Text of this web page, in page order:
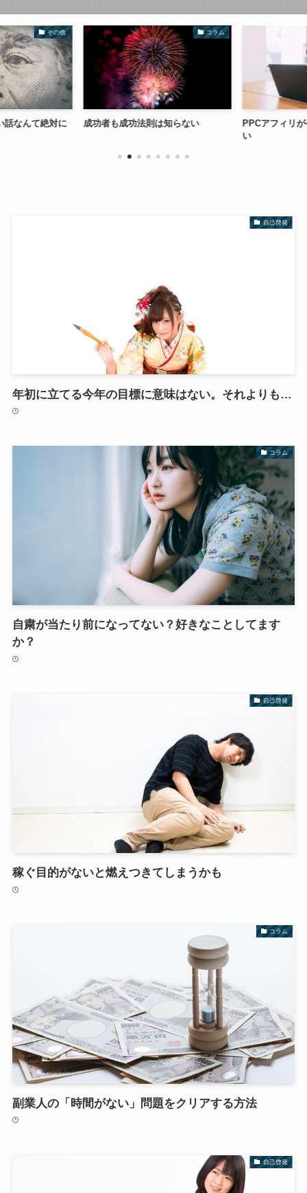
その他
なんて絶対に
コラム
成功者も成功法則は知らない
PPCアフィリが
い
自己啓発
年初に立てる今年の目標に意味はない。それよりも…
コラム
自粛が当たり前になってない？好きなことしてます
か？
自己啓発
稼ぐ目的がないと燃えつきてしまうかも
コラム
副業人の「時間がない」問題をクリアする方法
自己啓発